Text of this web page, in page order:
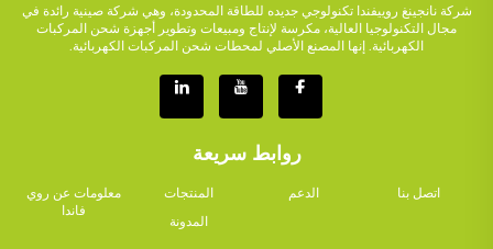
شركة نانجينغ روييفندا تكنولوجي جديده للطاقة المحدودة، وهي شركة صينية رائدة في
مجال التكنولوجيا العالية، مكرسة لإنتاج ومبيعات وتطوير أجهزة شحن المركبات
الكهربائية. إنها المصنع الأصلي لمحطات شحن المركبات الكهربائية.
روابط سريعة
معلومات عن روي
فاندا
المنتجات الدعم
اتصل بنا
المدونة